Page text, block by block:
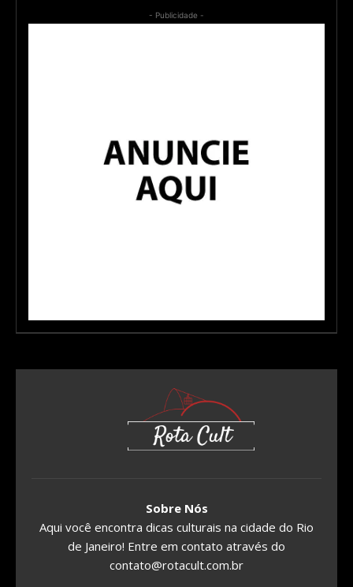
- Publicidade -
Sobre Nós
Aqui você encontra dicas culturais na cidade do Rio
de Janeiro! Entre em contato através do
contato@rotacult.com.br